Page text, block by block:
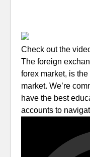
Check out the
The foreign
forex market, is the
market. We’re
have the best
accounts to